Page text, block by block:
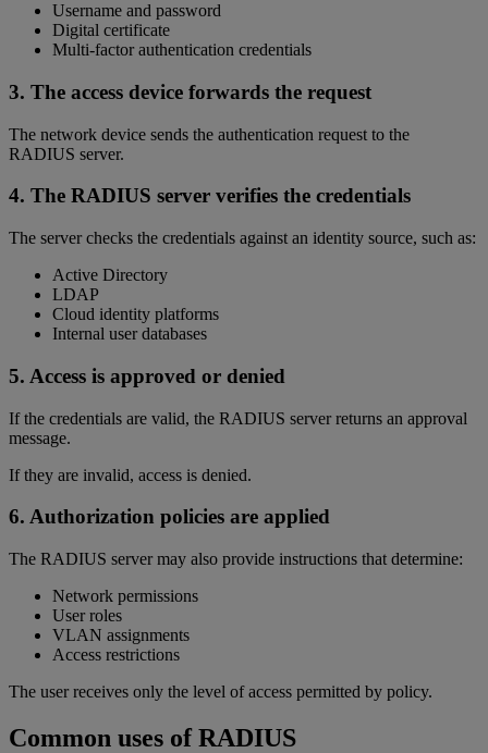
Username and password
Digital certificate
Multi-factor authentication credentials
3. The access device forwards the request
The network device sends the authentication request to the
RADIUS server.
4. The RADIUS server verifies the credentials
The server checks the credentials against an identity source, such as:
Active Directory
LDAP
Cloud identity platforms
Internal user databases
5. Access is approved or denied
If the credentials are valid, the RADIUS server returns an approval
message.
If they are invalid, access is denied.
6. Authorization policies are applied
The RADIUS server may also provide instructions that determine:
Network permissions
User roles
VLAN assignments
Access restrictions
The user receives only the level of access permitted by policy.
Common uses of RADIUS